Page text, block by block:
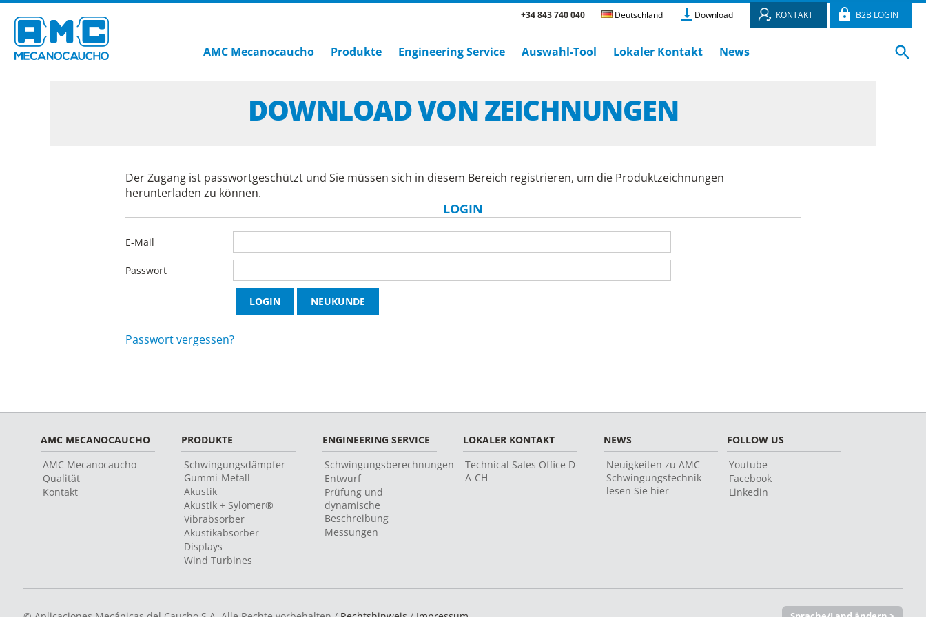
+34 843 740 040 Deutschland Download KONTAKT B2B LOGIN
AMC Mecanocaucho Produkte Engineering Service Auswahl-Tool Lokaler Kontakt News
DOWNLOAD VON ZEICHNUNGEN
Der Zugang ist passwortgeschützt und Sie müssen sich in diesem Bereich registrieren, um die Produktzeichnungen
herunterladen zu können.
LOGIN
E-Mail
Passwort
Passwort vergessen?
AMC MECANOCAUCHO
AMC Mecanocaucho
Qualität
Kontakt
PRODUKTE
Schwingungsdämpfer
Gummi-Metall
Akustik
Akustik + Sylomer®
Vibrabsorber
Akustikabsorber
Displays
Wind Turbines
ENGINEERING SERVICE
Schwingungsberechnungen
Entwurf
Prüfung und
dynamische
Beschreibung
Messungen
LOKALER KONTAKT
Technical Sales Office D-
A-CH
NEWS
Neuigkeiten zu AMC
Schwingungstechnik
lesen Sie hier
FOLLOW US
Youtube
Facebook
Linkedin